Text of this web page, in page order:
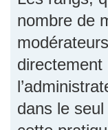
nombre de
directement
dans le